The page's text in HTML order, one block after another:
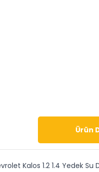
Ürün
Kalos 1.2 1.4 Yedek Su